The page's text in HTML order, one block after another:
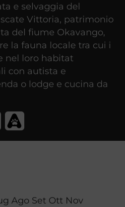
e selvaggia del
Vittoria, patrimonio
del fiume Okavango,
la fauna locale tra cui i
nel loro habitat
con autista e
o lodge e cucina da
Ago Set Ott Nov